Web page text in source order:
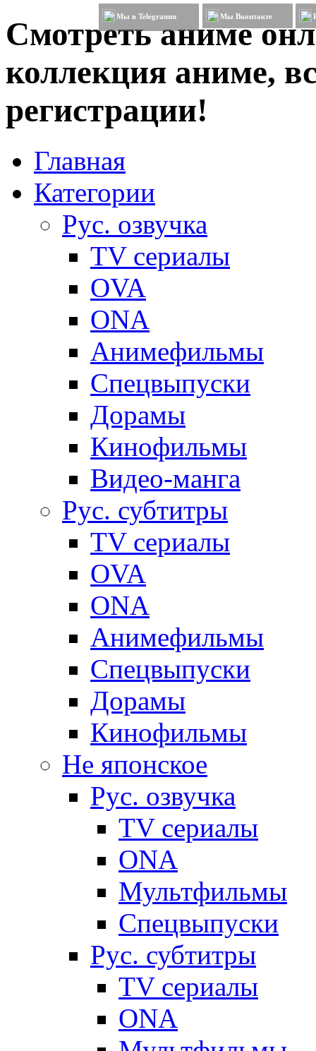
Смотреть аниме
коллекция аниме,
регистрации!
Мы в Telegramm Мы Вконтакте
Главная
Категории
Рус. озвучка
TV сериалы
OVA
ONA
Анимефильмы
Спецвыпуски
Дорамы
Кинофильмы
Видео-манга
Рус. субтитры
TV сериалы
OVA
ONA
Анимефильмы
Спецвыпуски
Дорамы
Кинофильмы
Не японское
Рус. озвучка
TV сериалы
ONA
Мультфильмы
Спецвыпуски
Рус. субтитры
TV сериалы
ONA